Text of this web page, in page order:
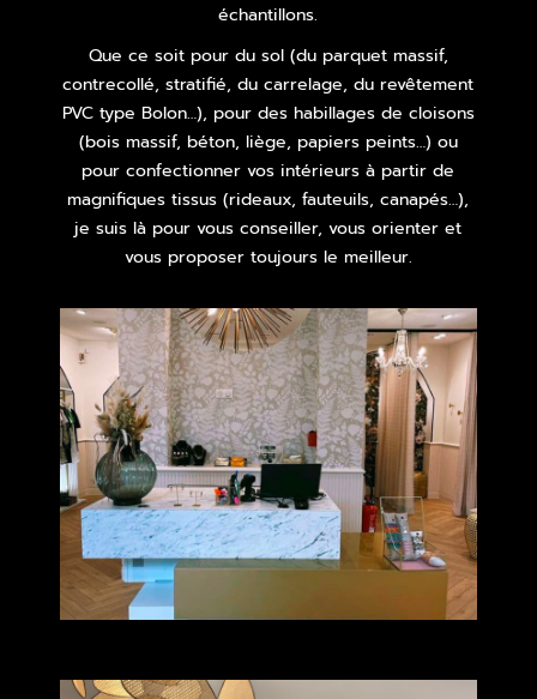
échantillons.
Que ce soit pour du sol (du parquet massif,
contrecollé, stratifié, du carrelage, du revêtement
PVC type Bolon…), pour des habillages de cloisons
(bois massif, béton, liège, papiers peints…) ou
pour confectionner vos intérieurs à partir de
magnifiques tissus (rideaux, fauteuils, canapés…),
je suis là pour vous conseiller, vous orienter et
vous proposer toujours le meilleur.